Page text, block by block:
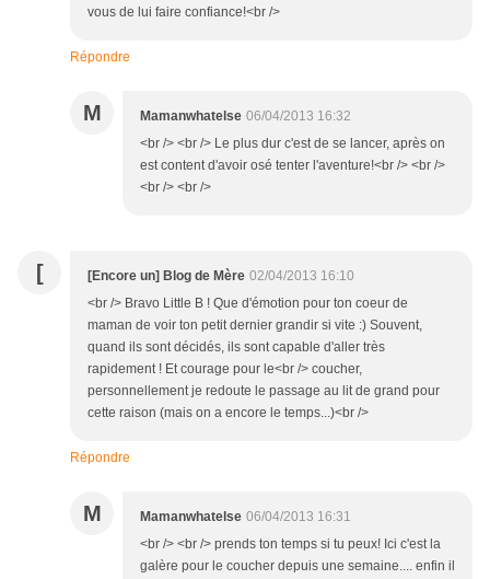
vous de lui faire confiance!<br />
Répondre
M Mamanwhatelse 06/04/2013 16:32
<br /> <br /> Le plus dur c'est de se lancer, après on
est content d'avoir osé tenter l'aventure!<br /> <br />
<br /> <br />
[ [Encore un] Blog de Mère 02/04/2013 16:10
<br /> Bravo Little B ! Que d'émotion pour ton coeur de
maman de voir ton petit dernier grandir si vite :) Souvent,
quand ils sont décidés, ils sont capable d'aller très
rapidement ! Et courage pour le<br /> coucher,
personnellement je redoute le passage au lit de grand pour
cette raison (mais on a encore le temps...)<br />
Répondre
M Mamanwhatelse 06/04/2013 16:31
<br /> <br /> prends ton temps si tu peux! Ici c'est la
galère pour le coucher depuis une semaine.... enfin il